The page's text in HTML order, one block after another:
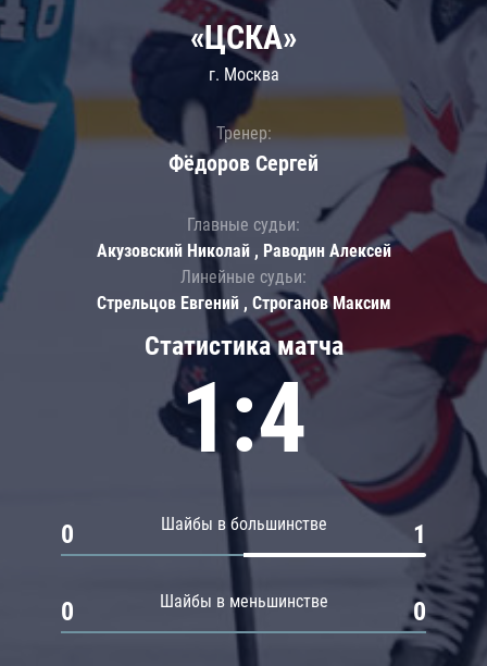
Статистика матча
1:4
Шайбы в большинстве
0 1
Шайбы в меньшинстве
0 0
«ЦСКА»
г. Москва
Тренер:
Фёдоров Сергей
Главные судьи:
Акузовский Николай , Раводин Алексей
Линейные судьи:
Стрельцов Евгений , Строганов Максим